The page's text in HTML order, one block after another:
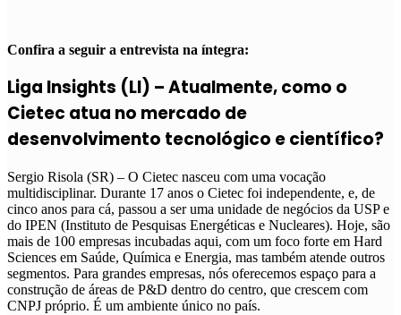
Confira a seguir a entrevista na íntegra:
Liga Insights (LI) – Atualmente, como o
Cietec atua no mercado de
desenvolvimento tecnológico e científico?
Sergio Risola (SR) – O Cietec nasceu com uma vocação
multidisciplinar. Durante 17 anos o Cietec foi independente, e, de
cinco anos para cá, passou a ser uma unidade de negócios da USP e
do IPEN (Instituto de Pesquisas Energéticas e Nucleares). Hoje, são
mais de 100 empresas incubadas aqui, com um foco forte em Hard
Sciences em Saúde, Química e Energia, mas também atende outros
segmentos. Para grandes empresas, nós oferecemos espaço para a
construção de áreas de P&D dentro do centro, que crescem com
CNPJ próprio. É um ambiente único no país.